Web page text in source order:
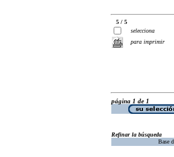
5 / 5
selecciona
para imprimir
página 1 de 1
Refinar la búsqueda
Base